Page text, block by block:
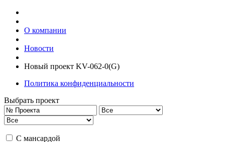
О компании
Новости
Новый проект KV-062-0(G)
Политика конфиденциальности
Выбрать проект
С мансардой